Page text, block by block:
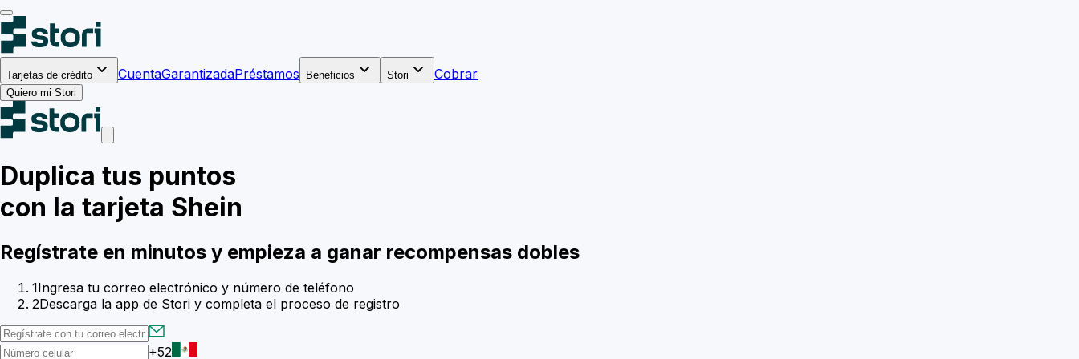
Tarjetas de crédito CuentaGarantizadaPréstamos Beneficios Stori Cobrar
Quiero mi Stori
Duplica tus puntos
con la tarjeta Shein
Regístrate en minutos y empieza a ganar recompensas dobles
1Ingresa tu correo electrónico y número de teléfono
2Descarga la app de Stori y completa el proceso de registro
+52